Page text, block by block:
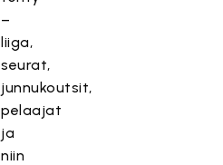
–
liiga,
seurat,
junnukoutsit,
pelaajat
ja
niin